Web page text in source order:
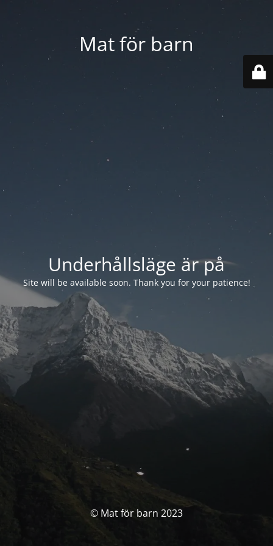
Mat för barn
Underhållsläge är på
Site will be available soon. Thank you for your patience!
© Mat för barn 2023